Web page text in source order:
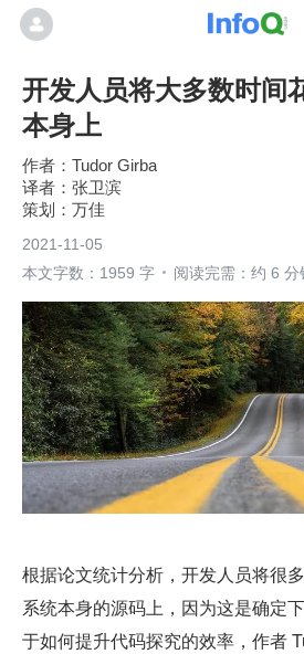
开发人员将大多数时间
本身上
Tudor Girba
张卫滨
万佳
2021-11-05
本文字数：1959 字
阅读完需：约 6 分
根据论文统计分析，开发人员将很
系统本身的源码上，因为这是确定
于如何提升代码探究的效率，作者